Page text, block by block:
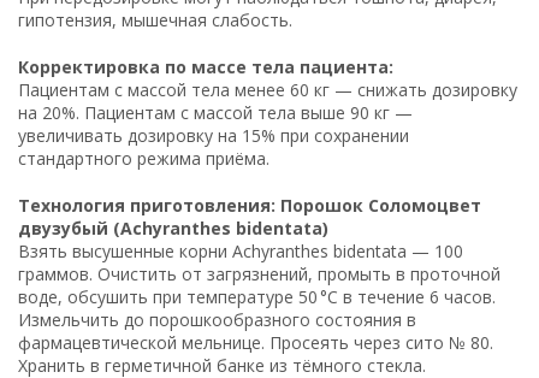
гипотензия, мышечная слабость.
Корректировка по массе тела пациента:
Пациентам с массой тела менее 60 кг — снижать дозировку
на 20%. Пациентам с массой тела выше 90 кг —
увеличивать дозировку на 15% при сохранении
стандартного режима приёма.
Технология приготовления: Порошок Соломоцвет
двузубый (Achyranthes bidentata)
Взять высушенные корни Achyranthes bidentata — 100
граммов. Очистить от загрязнений, промыть в проточной
воде, обсушить при температуре 50 °C в течение 6 часов.
Измельчить до порошкообразного состояния в
фармацевтической мельнице. Просеять через сито № 80.
Хранить в герметичной банке из тёмного стекла.